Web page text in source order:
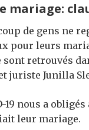
mariage:
de gens ne
pour leurs
retrouvés
juriste Junilla
19 nous a
leur mariage.